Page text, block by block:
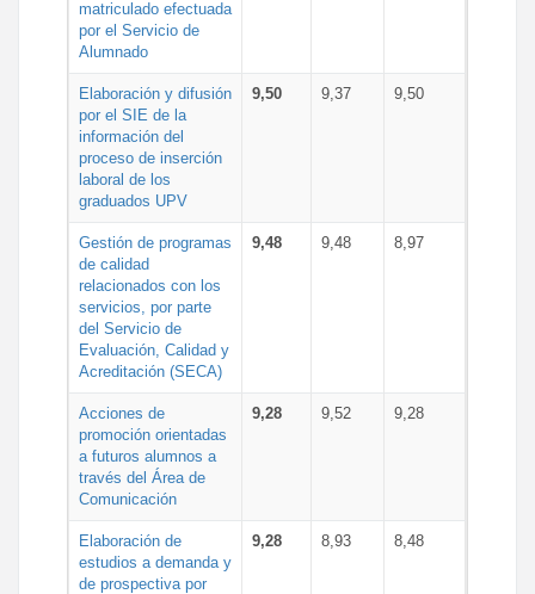
matriculado efectuada
por el Servicio de
Alumnado
Elaboración y difusión
por el SIE de la
información del
proceso de inserción
laboral de los
graduados UPV
9,50 9,37 9,50
Gestión de programas
de calidad
relacionados con los
servicios, por parte
del Servicio de
Evaluación, Calidad y
Acreditación (SECA)
9,48 9,48 8,97
Acciones de
promoción orientadas
a futuros alumnos a
través del Área de
Comunicación
9,28 9,52 9,28
Elaboración de
estudios a demanda y
de prospectiva por
9,28 8,93 8,48